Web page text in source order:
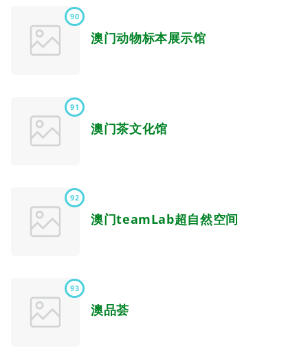
90
澳门动物标本展示馆
91
澳门茶文化馆
92
澳门teamLab超自然空间
93
澳品荟